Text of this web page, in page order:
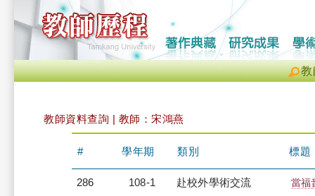
教
教師資料查詢 | 教師：宋鴻燕
# 學年期 類別 標題
286 108-1 赴校外學術交流 當福